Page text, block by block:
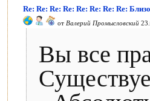
Re: Re: Re: Re: Re: Re: Re: Re:
от Валерий Промысловский
Вы все